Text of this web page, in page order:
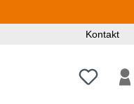
Kontakt
Máte 0